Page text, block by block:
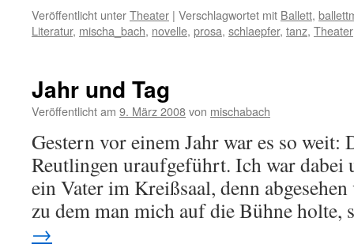
Veröffentlicht unterTheater | Verschlagwortet mit Ballett,
Literatur, mischa_bach, novelle, prosa, schlaepfer, tanz, Theater
Jahr und Tag
Veröffentlicht am 9. März 2008von mischabach
Gestern vor einem Jahr war es so weit:
Reutlingen uraufgeführt. Ich war
ein Vater im Kreißsaal, denn
zu dem man mich auf die Bühne
→